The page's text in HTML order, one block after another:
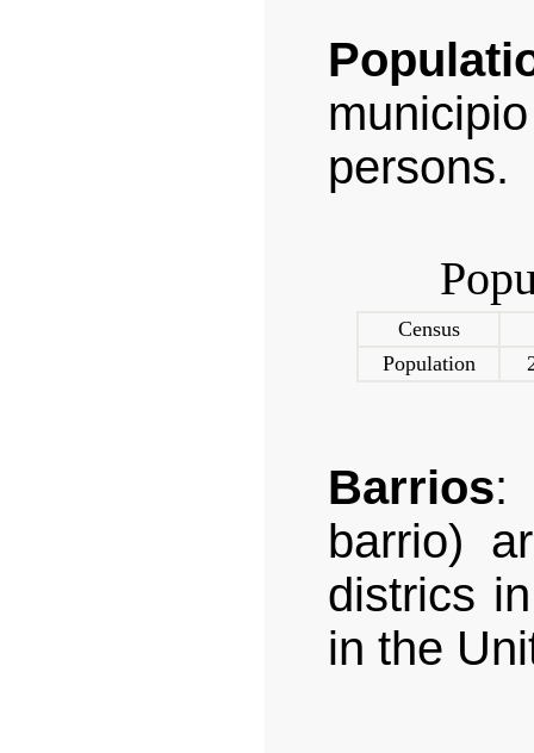
persons.
Census
Population
Barrios:
barrio)
districs
in the